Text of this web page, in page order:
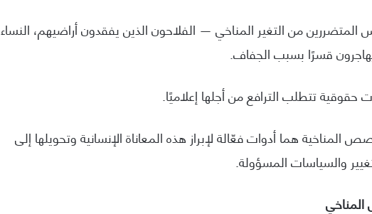
من التغير المناخي — الفلاحون الذين يفقدون أراضيهم، النساء
يهاجرون قسرًا بسبب الجفاف.
تتطلب الترافع من أجلها إعلاميًا.
المناخية هما أدوات فعّالة لإبراز هذه المعاناة الإنسانية وتحويلها إلى
والسياسات المسؤولة.